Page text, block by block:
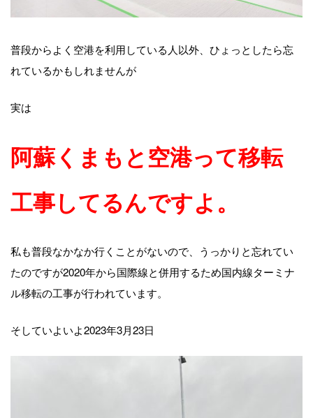
普段からよく空港を利用している人以外、ひょっとしたら忘
れているかもしれませんが
実は
阿蘇くまもと空港って移転
工事してるんですよ。
私も普段なかなか行くことがないので、うっかりと忘れてい
たのですが2020年から国際線と併用するため国内線ターミナ
ル移転の工事が行われています。
そしていよいよ2023年3月23日